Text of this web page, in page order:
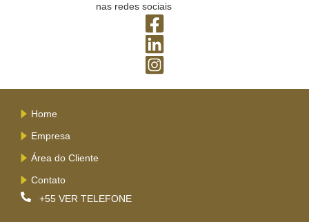
nas redes sociais
Home
Empresa
Área do Cliente
Contato
+55 VER TELEFONE